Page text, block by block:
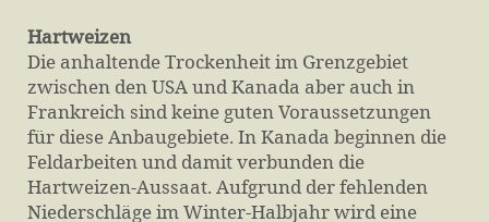
Hartweizen
Die anhaltende Trockenheit im Grenzgebiet
zwischen den USA und Kanada aber auch in
Frankreich sind keine guten Voraussetzungen
für diese Anbaugebiete. In Kanada beginnen die
Feldarbeiten und damit verbunden die
Hartweizen-Aussaat. Aufgrund der fehlenden
Niederschläge im Winter-Halbjahr wird eine